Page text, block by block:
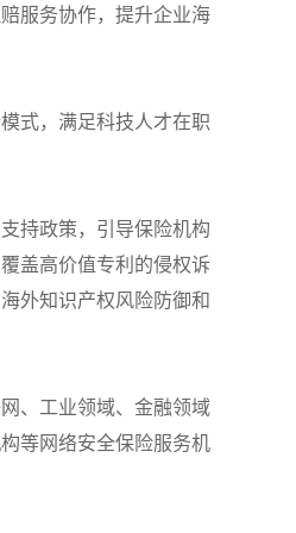
服务协作，提升企业海
式，满足科技人才在职
持政策，引导保险机构
盖高价值专利的侵权诉
外知识产权风险防御和
、工业领域、金融领域
等网络安全保险服务机